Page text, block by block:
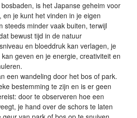
is het Japanse geheim voor
en je kunt het vinden in je eigen
steeds minder vaak buiten, terwijl
bewust tijd in de natuur
en bloeddruk kan verlagen, je
geven en je energie, creativiteit en
een wandeling door het bos of park.
bestemming te zijn en is er geen
door te observeren hoe een
je hand over de schors te laten